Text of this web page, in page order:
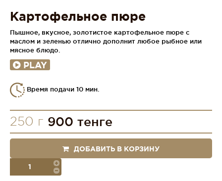
Картофельное пюре
Пышное, вкусное, золотистое картофельное пюре с
маслом и зеленью отлично дополнит любое рыбное или
мясное блюдо.
PLAY
Время подачи 10 мин.
250 г 900 тенге
ДОБАВИТЬ В КОРЗИНУ